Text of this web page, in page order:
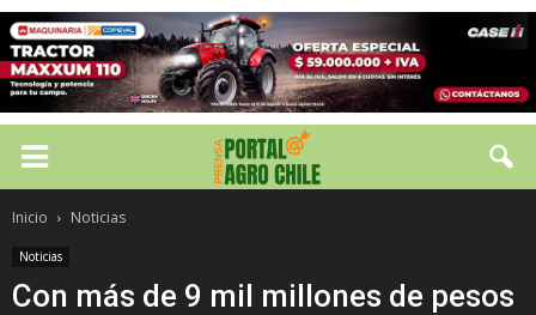
Inicio Noticias
Noticias
Con más de 9 mil millones de pesos